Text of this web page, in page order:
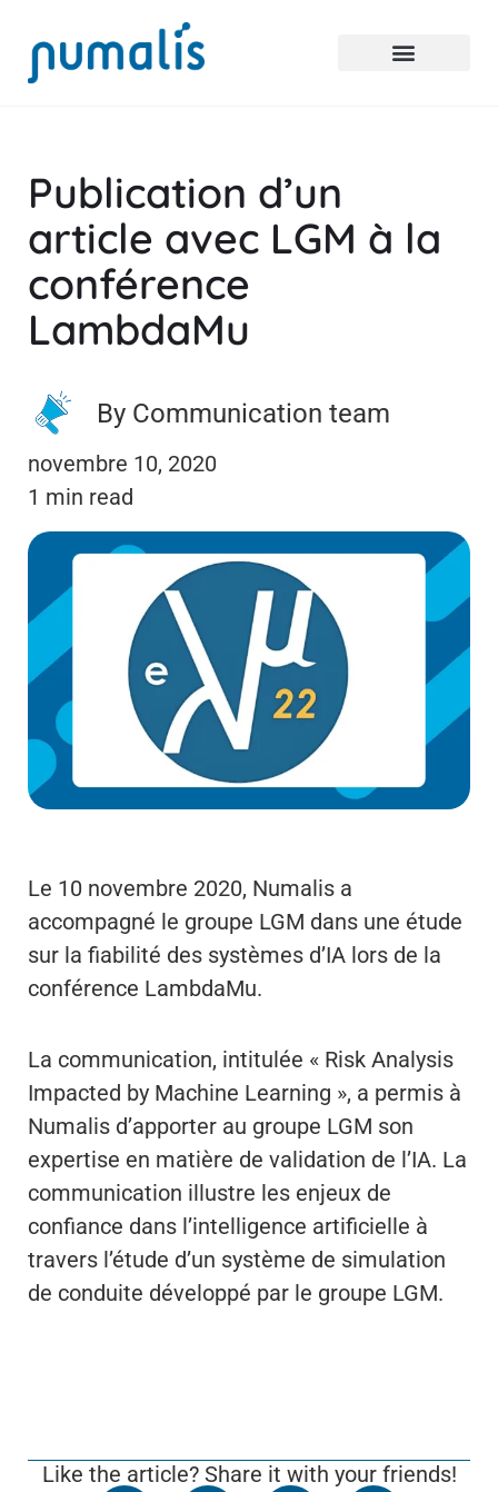
Publication d’un
article avec LGM à la
conférence
LambdaMu
By Communication team
novembre 10, 2020
1 min read
Le 10 novembre 2020, Numalis a
accompagné le groupe LGM dans une étude
sur la fiabilité des systèmes d’IA lors de la
conférence LambdaMu.
La communication, intitulée « Risk Analysis
Impacted by Machine Learning », a permis à
Numalis d’apporter au groupe LGM son
expertise en matière de validation de l’IA. La
communication illustre les enjeux de
confiance dans l’intelligence artificielle à
travers l’étude d’un système de simulation
de conduite développé par le groupe LGM.
Like the article? Share it with your friends!